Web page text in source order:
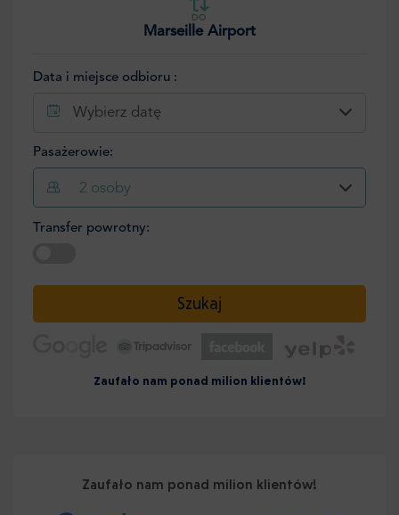
DO
Marseille Airport
Data i miejsce odbioru :
Wybierz datę
Pasażerowie:
2 osoby
Transfer powrotny:
Szukaj
Zaufało nam ponad milion klientów!
Zaufało nam ponad milion klientów!